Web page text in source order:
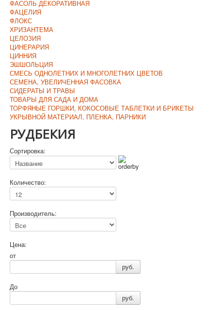
ФАСОЛЬ ДЕКОРАТИВНАЯ
ФАЦЕЛИЯ
ФЛОКС
ХРИЗАНТЕМА
ЦЕЛОЗИЯ
ЦИНЕРАРИЯ
ЦИННИЯ
ЭШШОЛЬЦИЯ
СМЕСЬ ОДНОЛЕТНИХ И МНОГОЛЕТНИХ ЦВЕТОВ
СЕМЕНА, УВЕЛИЧЕННАЯ ФАСОВКА
СИДЕРАТЫ И ТРАВЫ
ТОВАРЫ ДЛЯ САДА И ДОМА
ТОРФЯНЫЕ ГОРШКИ, КОКОСОВЫЕ ТАБЛЕТКИ И БРИКЕТЫ
УКРЫВНОЙ МАТЕРИАЛ, ПЛЕНКА, ПАРНИКИ
РУДБЕКИЯ
Сортировка:
Количество:
Производитель:
Цена:
от
руб.
До
руб.